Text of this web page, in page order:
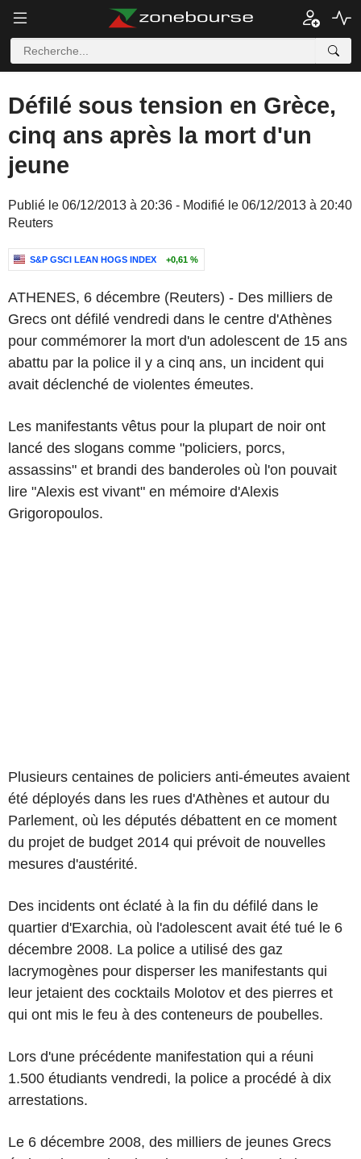
Défilé sous tension en Grèce,
cinq ans après la mort d'un
jeune
Publié le 06/12/2013 à 20:36 - Modifié le 06/12/2013 à 20:40
Reuters
S&P GSCI LEAN HOGS INDEX +0,61 %
ATHENES, 6 décembre (Reuters) - Des milliers de
Grecs ont défilé vendredi dans le centre d'Athènes
pour commémorer la mort d'un adolescent de 15 ans
abattu par la police il y a cinq ans, un incident qui
avait déclenché de violentes émeutes.
Les manifestants vêtus pour la plupart de noir ont
lancé des slogans comme "policiers, porcs,
assassins" et brandi des banderoles où l'on pouvait
lire "Alexis est vivant" en mémoire d'Alexis
Grigoropoulos.
Plusieurs centaines de policiers anti-émeutes avaient
été déployés dans les rues d'Athènes et autour du
Parlement, où les députés débattent en ce moment
du projet de budget 2014 qui prévoit de nouvelles
mesures d'austérité.
Des incidents ont éclaté à la fin du défilé dans le
quartier d'Exarchia, où l'adolescent avait été tué le 6
décembre 2008. La police a utilisé des gaz
lacrymogènes pour disperser les manifestants qui
leur jetaient des cocktails Molotov et des pierres et
qui ont mis le feu à des conteneurs de poubelles.
Lors d'une précédente manifestation qui a réuni
1.500 étudiants vendredi, la police a procédé à dix
arrestations.
Le 6 décembre 2008, des milliers de jeunes Grecs